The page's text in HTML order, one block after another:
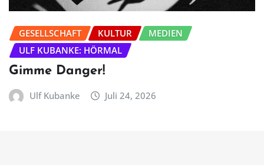
GESELLSCHAFT KULTUR
MEDIEN
ULF KUBANKE: HÖRMAL
Gimme Danger!
Ulf Kubanke Juli 24, 2026